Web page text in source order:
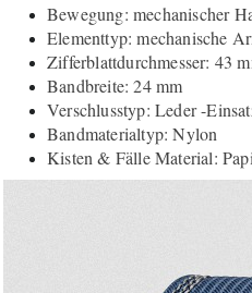
Bewegung: mechanischer
Elementtyp: mechanische
Zifferblattdurchmesser: 43
Bandbreite: 24 mm
Verschlusstyp: Leder -
Bandmaterialtyp: Nylon
Kisten & Fälle Material: